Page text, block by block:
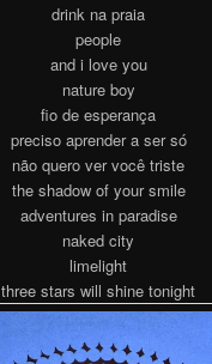
drink na praia
people
and i love you
nature boy
fio de esperança
preciso aprender a ser só
não quero ver você triste
the shadow of your smile
adventures in paradise
naked city
limelight
three stars will shine tonight